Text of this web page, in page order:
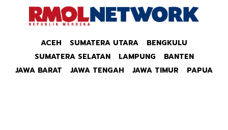
ACEH SUMATERA UTARA
BENGKULU
SUMATERA SELATAN
LAMPUNG
BANTEN
JAWA BARAT
JAWA TENGAH JAWA TIMUR PAPUA